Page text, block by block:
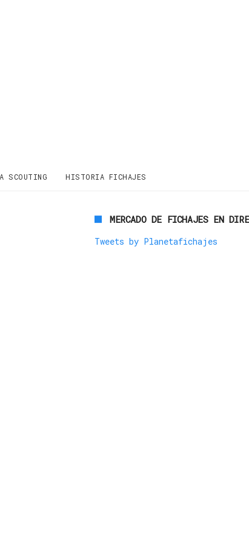
SCOUTING HISTORIA FICHAJES
MERCADO DE FICHAJES EN
Tweets by Planetafichajes